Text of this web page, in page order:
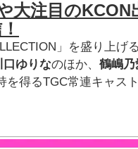
大注目のKCON
」を盛り上
口ゆりなのほか、 鶴嶋乃
を得るTGC常連キャス